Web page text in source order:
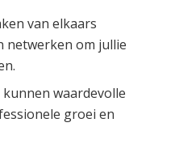
van elkaars
netwerken om jullie
waardevolle
groei en